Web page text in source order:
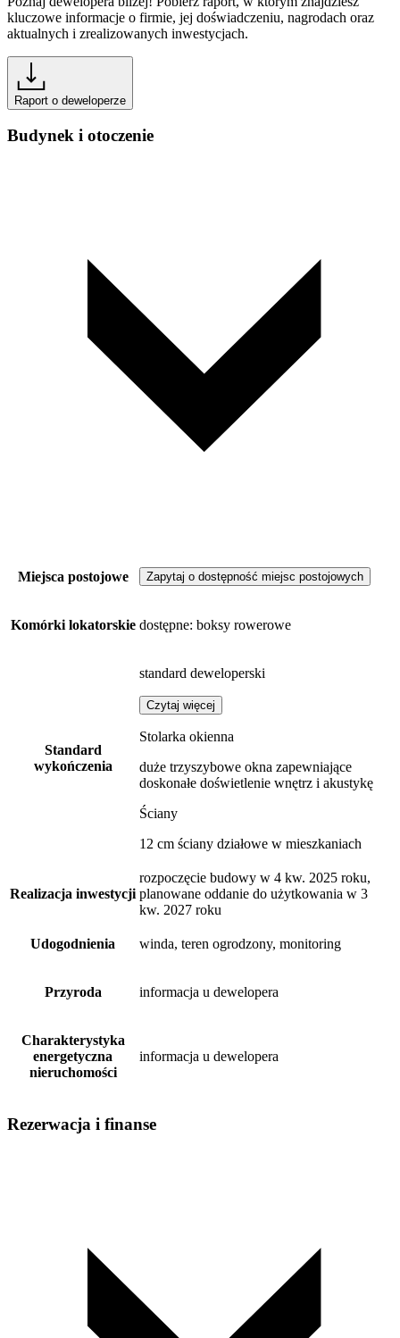
kluczowe informacje o firmie, jej doświadczeniu, nagrodach oraz
aktualnych i zrealizowanych inwestycjach.
Raport o deweloperze
Budynek i otoczenie
Miejsca postojowe Zapytaj o dostępność miejsc postojowych
Komórki lokatorskie dostępne: boksy rowerowe
Standard
wykończenia
standard deweloperski
Czytaj więcej
Stolarka okienna
duże trzyszybowe okna zapewniające
doskonałe doświetlenie wnętrz i akustykę
Ściany
12 cm ściany działowe w mieszkaniach
Realizacja inwestycji
rozpoczęcie budowy w 4 kw. 2025 roku,
planowane oddanie do użytkowania w 3
kw. 2027 roku
Udogodnienia winda, teren ogrodzony, monitoring
Przyroda informacja u dewelopera
Charakterystyka
energetyczna
nieruchomości
informacja u dewelopera
Rezerwacja i finanse